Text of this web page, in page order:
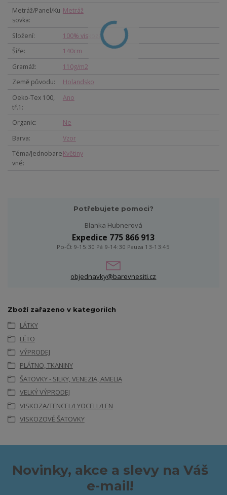
Metráž/Panel/Ku
sovka
Metráž
Složení
100% viskoza
Šíře
140cm
Gramáž
110g/m2
Země původu
Holandsko
Oeko-Tex 100,
tř.1
Ano
Organic
Ne
Barva
Vzor
Téma/Jednobare
vné
Květiny
Potřebujete pomoci?
Blanka Hubnerová
Expedice 775 866 913
Po-Čt 9-15:30 Pá 9-14:30 Pauza 13-13:45
objednavky@barevnesiti.cz
Zboží zařazeno v kategoriích
LÁTKY
LÉTO
VÝPRODEJ
PLÁTNO, TKANINY
ŠATOVKY - SILKY, VENEZIA, AMELIA
VELKÝ VÝPRODEJ
VISKOZA/TENCEL/LYOCELL/LEN
VISKOZOVÉ ŠATOVKY
Novinky, akce a slevy na Váš
e-mail!